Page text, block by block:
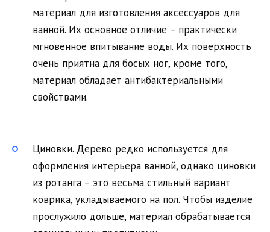
материал для изготовления аксессуаров для
ванной. Их основное отличие – практически
мгновенное впитывание воды. Их поверхность
очень приятна для босых ног, кроме того,
материал обладает антибактериальными
свойствами.
Циновки. Дерево редко используется для
оформления интерьера ванной, однако циновки
из ротанга – это весьма стильный вариант
коврика, укладываемого на пол. Чтобы изделие
прослужило дольше, материал обрабатывается